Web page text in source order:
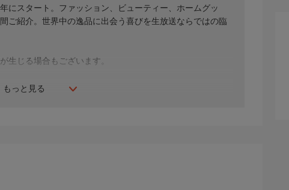
もっと見る
にスタート。ファッション、ビューティー、ホームグッ
ご紹介。世界中の逸品に出会う喜びを生放送ならではの臨
生じる場合もございます。